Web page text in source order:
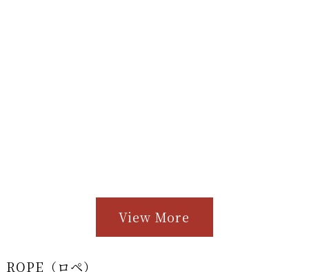
View More
ROPE（ロペ）